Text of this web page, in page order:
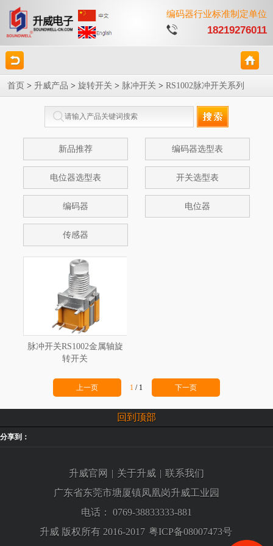
编码器行业标准制定单位
18219276011
首页 > 升威产品 > 旋转开关 > 脉冲开关 > RS1002脉冲开关系列
新品推荐 编码器选型表
电位器选型表 开关选型表
编码器 电位器
传感器
脉冲开关RS1002金属轴旋
转开关
上一页 1 / 1 下一页
回到顶部
分享到：
升威官网 | 关于升威 | 联系我们
广东省东莞市塘厦镇凤凰岗升威工业园
电话： 0769-38833333-881
升威 版权所有 2016-2017 粤ICP备08007473号